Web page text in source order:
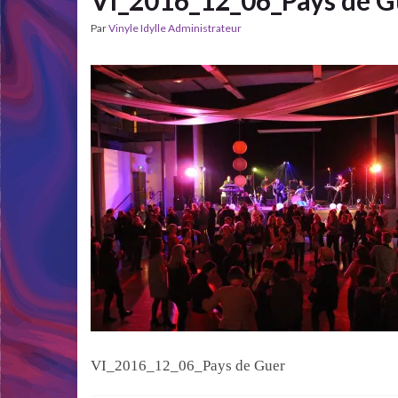
ParVinyle Idylle Administrateur
VI_2016_12_06_Pays de Guer